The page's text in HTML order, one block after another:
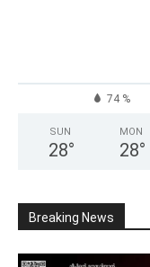
74 %
SUN
28°
MON
28°
Breaking News